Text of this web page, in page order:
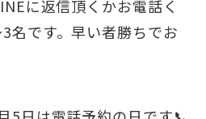
に返信頂くかお電話く
名です。早い者勝ちでお